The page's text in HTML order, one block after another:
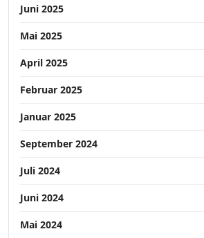
Juni 2025
Mai 2025
April 2025
Februar 2025
Januar 2025
September 2024
Juli 2024
Juni 2024
Mai 2024